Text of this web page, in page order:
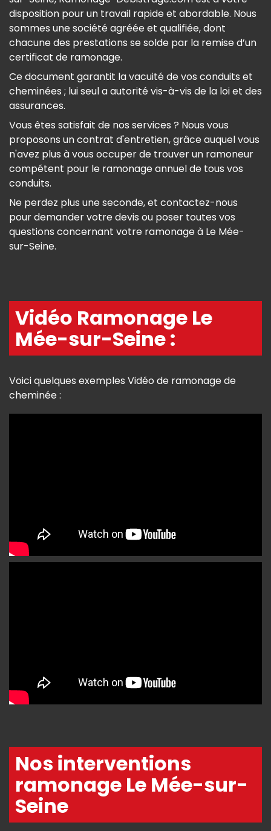
disposition pour un travail rapide et abordable. Nous
sommes une société agréée et qualifiée, dont
chacune des prestations se solde par la remise d’un
certificat de ramonage.
Ce document garantit la vacuité de vos conduits et
cheminées ; lui seul a autorité vis-à-vis de la loi et des
assurances.
Vous êtes satisfait de nos services ? Nous vous
proposons un contrat d'entretien, grâce auquel vous
n'avez plus à vous occuper de trouver un ramoneur
compétent pour le ramonage annuel de tous vos
conduits.
Ne perdez plus une seconde, et contactez-nous
pour demander votre devis ou poser toutes vos
questions concernant votre ramonage à Le Mée-
sur-Seine.
Vidéo Ramonage Le
Mée-sur-Seine :
Voici quelques exemples Vidéo de ramonage de
cheminée :
Nos interventions
ramonage Le Mée-sur-
Seine